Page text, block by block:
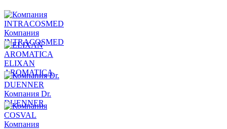
Компания
INTRACOSMED
ELIXAN
AROMATICA
Компания Dr.
DUENNER
Компания